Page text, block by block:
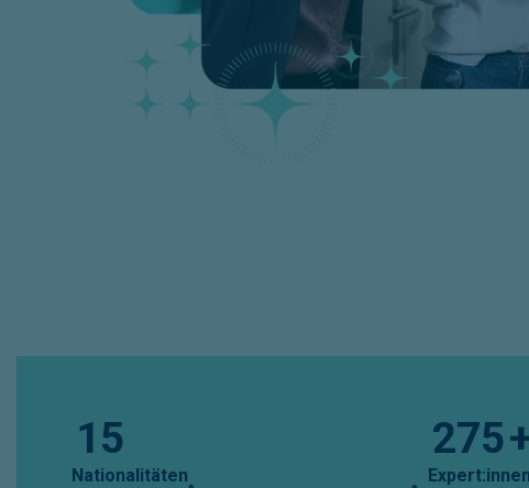
15
Nationalitäten
275